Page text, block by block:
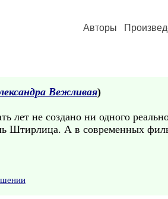
Авторы
Вежливая)
лет не создано ни одного
Штирлица. А в современных